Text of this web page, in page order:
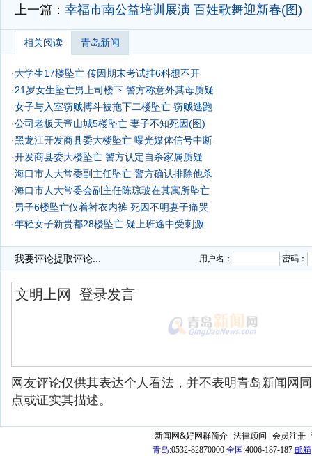
上一篇： 幸福市南公益培训展演 百姓歌舞迎新春(图)
相关阅读 青岛新闻
·大学生17楼坠亡 传因期末考试挂6科想不开
·21岁女生坠亡男上司楼下 警方称意外其母质疑
·女子与入室窃贼搏斗被拖下二楼坠亡 窃贼逃跑
·公司老板天帝山城5楼坠亡 妻子不知死因(图)
·黑龙江开发商县委大楼坠亡 曝光媒体信号中断
·开发商县委大楼坠亡 警方认定自杀家属质疑
·海口市人大常委副主任坠亡 警方确认排除他杀
·海口市人大常委会副主任陈琼玻在其寓所坠亡
·男子6楼坠亡仅着衬衣内裤 死因不明妻子痛哭
·年轻女子新贵都28楼坠亡 疑上班途中受刺激
我要评论提取评论... 用户名： 密码：
网友评论仅供其表达个人看法，并不表明青岛新闻网
点或证实其描述。